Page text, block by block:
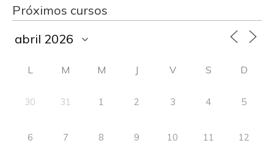
Próximos cursos
L M M J V S D
30 31 1 2 3 4 5
6 7 8 9 10 11 12